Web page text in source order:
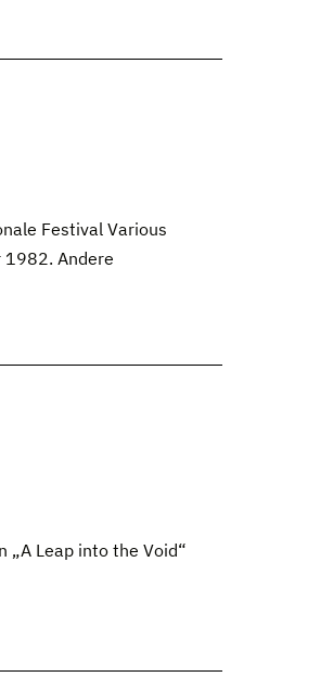
Festival Various
1982. Andere
„A Leap into the Void“